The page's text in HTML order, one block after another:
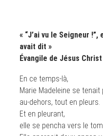
« “J’ai vu le Seigneur
avait dit »
Évangile de Jésus
En ce temps-là,
Marie Madeleine se
au-dehors, tout en pleurs.
Et en pleurant,
elle se pencha vers le